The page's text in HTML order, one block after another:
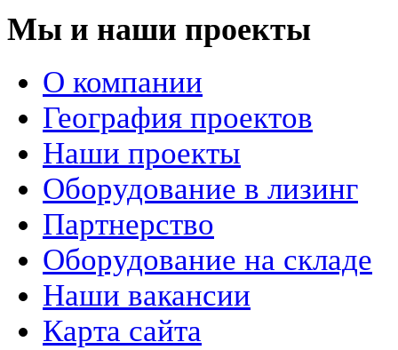
Мы и наши проекты
О компании
География проектов
Наши проекты
Оборудование в лизинг
Партнерство
Оборудование на складе
Наши вакансии
Карта сайта